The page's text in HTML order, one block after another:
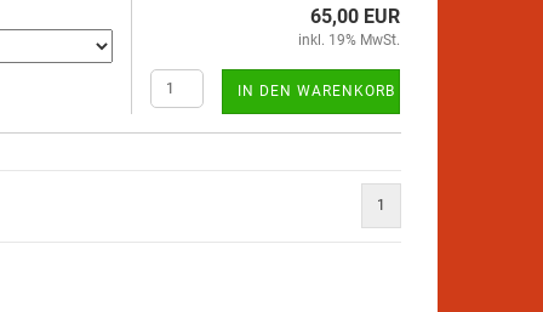
65,00 EUR
inkl. 19% MwSt.
IN DEN WARENKORB
1